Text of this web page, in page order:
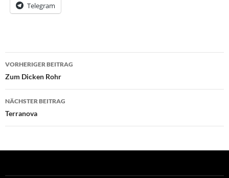
Telegram
Beitrags-
Navigation
VORHERIGER BEITRAG
Zum Dicken Rohr
NÄCHSTER BEITRAG
Terranova